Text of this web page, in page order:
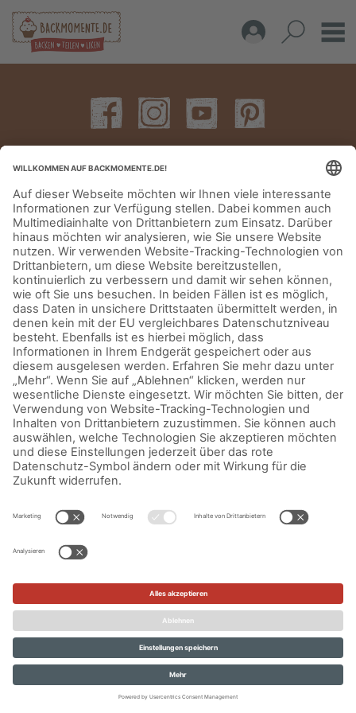
IMPRESSUM DATENSCHUTZERKLÄRUNG AGB KONTAKT
© Aurora Mühlen GmbH - Trettaustraße 49 – D-21107 Hamburg